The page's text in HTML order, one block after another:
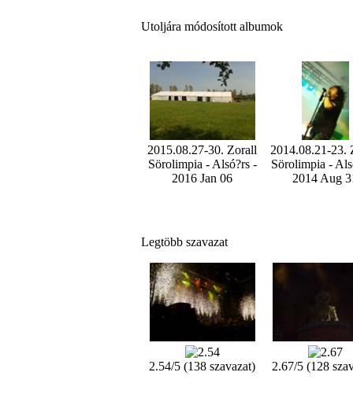
Utoljára módosított albumok
2015.08.27-30. Zorall
Sörolimpia - Alsó?rs -
2016 Jan 06
2014.08.21-23.
Sörolimpia -
2014 Aug
Legtöbb szavazat
2.54/5 (138 szavazat) 2.67/5 (128